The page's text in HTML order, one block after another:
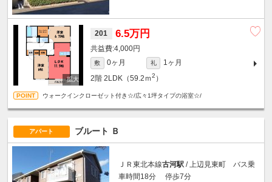
201 6.5万円
4,000円
敷 0ヶ月 礼
1ヶ月
2階 2LDK（59.2ｍ2 ）
ウォークインクローゼット付き☆/広々1坪タイプの浴室☆/
アパート ブルート Ｂ
ＪＲ東北本線古河駅 / 上辺見東町 バス乗
車時間18分 停歩7分